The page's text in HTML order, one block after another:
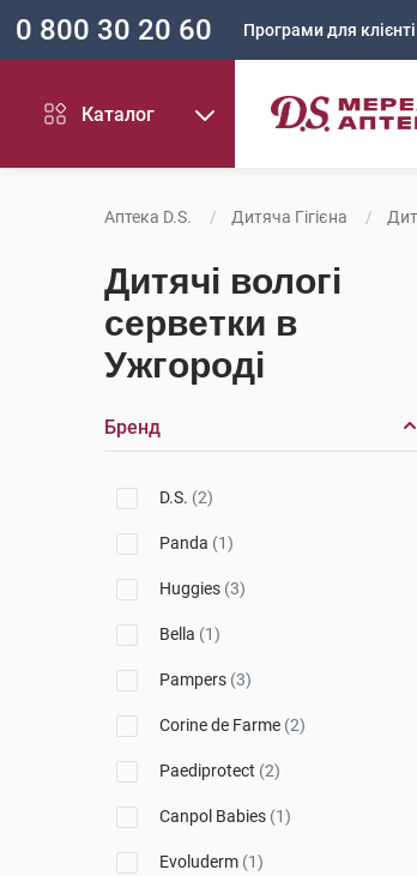
0 800 30 20 60 Програми для
Каталог
Аптека D.S. Дитяча Гігієна
Дитячі вологі
серветки в
Ужгороді
Бренд
D.S. (2)
Panda (1)
Huggies (3)
Bella (1)
Pampers (3)
Corine de Farme (2)
Paediprotect (2)
Canpol Babies (1)
Evoluderm (1)